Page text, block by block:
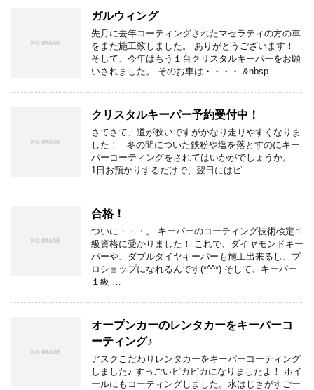
ガルウィング
先月に去年コーティングされたマセラティの方の車
をまた施工致しました。 ありがとうございます！
そして、今年はもう１台クリスタルキーパーをお願
いされました。 そのお車は・・・・ &nbsp …
クリスタルキーパー予約受付中！
さてさて、道が狭いですがかなり走りやすくなりま
した！ 冬の間についた鉄粉や塩を落とすのにキー
パーコーティングをされてはいかがでしょうか。
1日お預かりするだけで、翌日にはピ …
合格！
ついに・・・。 キーパーのコーティング技術検定１
級資格に受かりました！ これで、ダイヤモンドキー
パーや、ダブルダイヤキーパーも施工出来るし、プ
ロショップになれるんです(*^^*) そして、キーパー
１級 …
オープンカーのレンタカーをキーパーコ
ーティング♪
アスクこだわりレンタカーをキーパーコーティング
しました♪ すっごいピカピカになりましたよ！ ホイ
ールにもコーティングしました。水はじきがすごー